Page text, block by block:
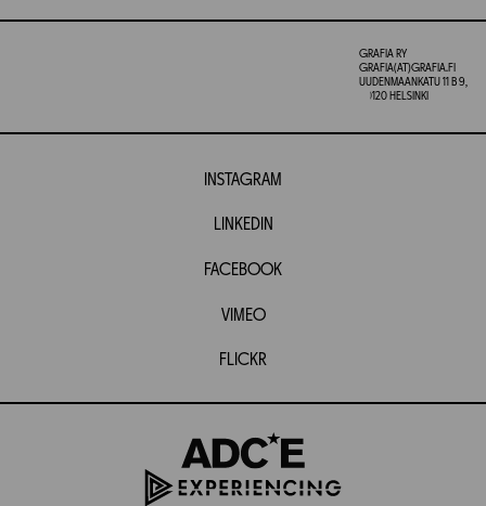
GRAFIA RY
GRAFIA(AT)GRAFIA.FI
UUDENMAANKATU 11 B 9,
00120 HELSINKI
INSTAGRAM
LINKEDIN
FACEBOOK
VIMEO
FLICKR